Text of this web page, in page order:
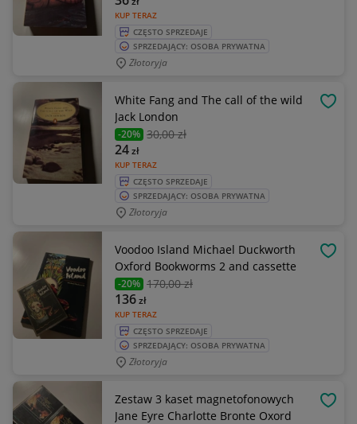
KUP TERAZ
CZĘSTO SPRZEDAJE
SPRZEDAJĄCY: OSOBA PRYWATNA
Złotoryja
White Fang and The call of the wild
Jack London
-20% 30,00 zł
KUP TERAZ
24zł
CZĘSTO SPRZEDAJE
SPRZEDAJĄCY: OSOBA PRYWATNA
Złotoryja
Voodoo Island Michael Duckworth
Oxford Bookworms 2 and cassette
-20% 170,00 zł
KUP TERAZ
136zł
CZĘSTO SPRZEDAJE
SPRZEDAJĄCY: OSOBA PRYWATNA
Złotoryja
Zestaw 3 kaset magnetofonowych
Jane Eyre Charlotte Bronte Oxord